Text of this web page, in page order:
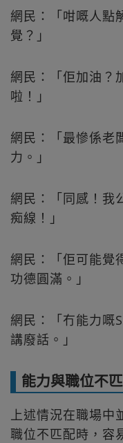
網民：「咁嘅人點
覺？」
網民：「佢加油？
啦！」
網民：「最慘係老
力。」
網民：「同感！我
痴線！」
網民：「佢可能覺
功德圓滿。」
網民：「冇能力嘅
講廢話。」
能力與職位不
上述情況在職場
職位不匹配時，容